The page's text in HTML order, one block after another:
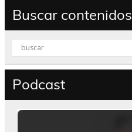
Buscar contenidos
Podcast